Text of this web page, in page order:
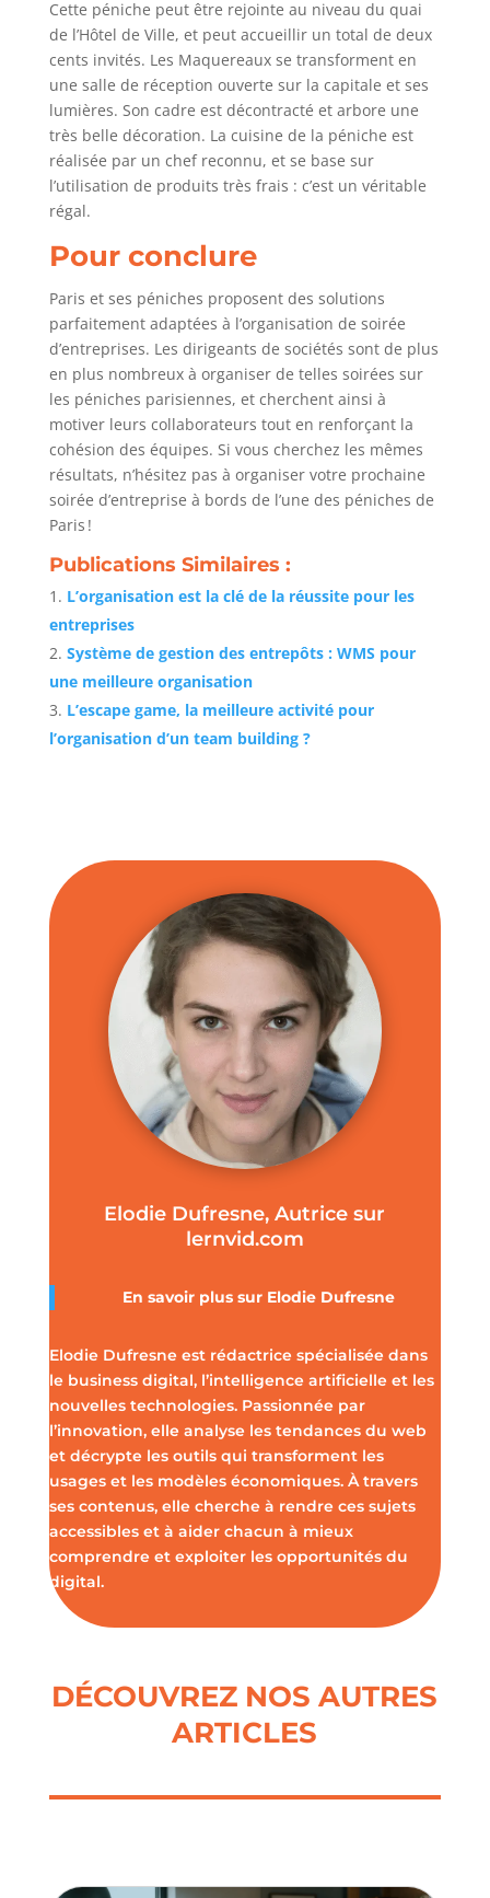
Cette péniche peut être rejointe au niveau du quai
de l’Hôtel de Ville, et peut accueillir un total de deux
cents invités. Les Maquereaux se transforment en
une salle de réception ouverte sur la capitale et ses
lumières. Son cadre est décontracté et arbore une
très belle décoration. La cuisine de la péniche est
réalisée par un chef reconnu, et se base sur
l’utilisation de produits très frais : c’est un véritable
régal.
Pour conclure
Paris et ses péniches proposent des solutions
parfaitement adaptées à l’organisation de soirée
d’entreprises. Les dirigeants de sociétés sont de plus
en plus nombreux à organiser de telles soirées sur
les péniches parisiennes, et cherchent ainsi à
motiver leurs collaborateurs tout en renforçant la
cohésion des équipes. Si vous cherchez les mêmes
résultats, n’hésitez pas à organiser votre prochaine
soirée d’entreprise à bords de l’une des péniches de
Paris !
Publications Similaires :
L’organisation est la clé de la réussite pour les
entreprises
Système de gestion des entrepôts : WMS pour
une meilleure organisation
L’escape game, la meilleure activité pour
l’organisation d’un team building ?
Elodie Dufresne, Autrice sur
lernvid.com
En savoir plus sur Elodie Dufresne
Elodie Dufresne est rédactrice spécialisée dans
le business digital, l’intelligence artificielle et les
nouvelles technologies. Passionnée par
l’innovation, elle analyse les tendances du web
et décrypte les outils qui transforment les
usages et les modèles économiques. À travers
ses contenus, elle cherche à rendre ces sujets
accessibles et à aider chacun à mieux
comprendre et exploiter les opportunités du
digital.
DÉCOUVREZ NOS AUTRES
ARTICLES